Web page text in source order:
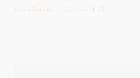
Letícia Diethelm 1 min